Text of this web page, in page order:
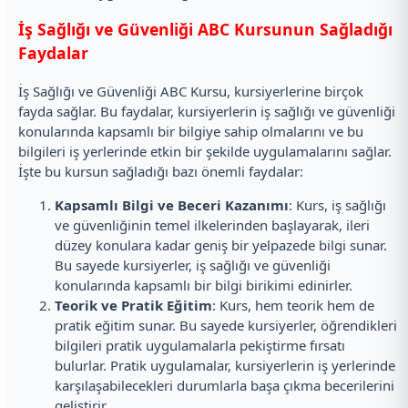
İş Sağlığı ve Güvenliği ABC Kursunun Sağladığı
Faydalar
İş Sağlığı ve Güvenliği ABC Kursu, kursiyerlerine birçok
fayda sağlar. Bu faydalar, kursiyerlerin iş sağlığı ve güvenliği
konularında kapsamlı bir bilgiye sahip olmalarını ve bu
bilgileri iş yerlerinde etkin bir şekilde uygulamalarını sağlar.
İşte bu kursun sağladığı bazı önemli faydalar:
Kapsamlı Bilgi ve Beceri Kazanımı: Kurs, iş sağlığı
ve güvenliğinin temel ilkelerinden başlayarak, ileri
düzey konulara kadar geniş bir yelpazede bilgi sunar.
Bu sayede kursiyerler, iş sağlığı ve güvenliği
konularında kapsamlı bir bilgi birikimi edinirler.
Teorik ve Pratik Eğitim: Kurs, hem teorik hem de
pratik eğitim sunar. Bu sayede kursiyerler, öğrendikleri
bilgileri pratik uygulamalarla pekiştirme fırsatı
bulurlar. Pratik uygulamalar, kursiyerlerin iş yerlerinde
karşılaşabilecekleri durumlarla başa çıkma becerilerini